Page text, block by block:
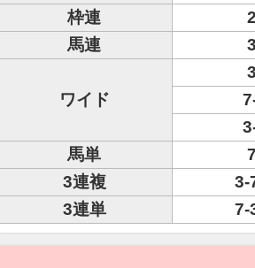
枠連
馬連
ワイド
馬単
3連複
3-
3連単
7-